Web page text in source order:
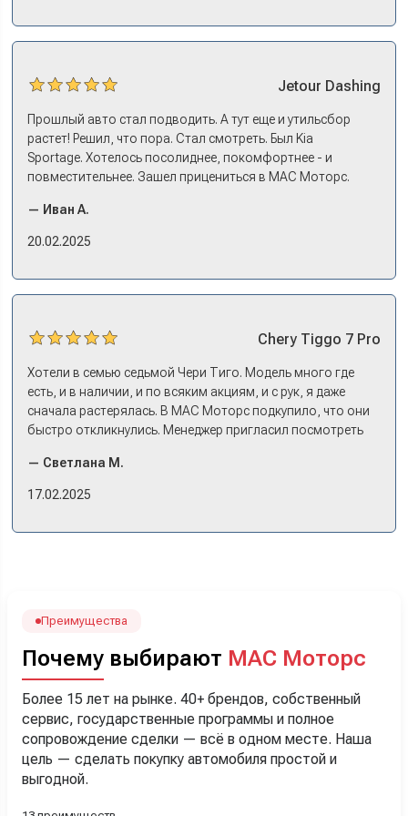
Jetour Dashing
Прошлый авто стал подводить. А тут еще и утильсбор
растет! Решил, что пора. Стал смотреть. Был Kia
Sportage. Хотелось посолиднее, покомфортнее - и
повместительнее. Зашел прицениться в МАС Моторс.
и прям мое! Даже не скажешь, что «китаец». Прям не
вылезая из него и порешали. Спортэйдж в трейд-ин
— Иван А.
20.02.2025
Chery Tiggo 7 Pro
Хотели в семью седьмой Чери Тиго. Модель много где
есть, и в наличии, и по всяким акциям, и с рук, я даже
сначала растерялась. В МАС Моторс подкупило, что они
быстро откликнулись. Менеджер пригласил посмотреть
примериться. Нам тут недалеко, пришли в салон - и в тот
же день купили машину! Неожиданно, но довольны! Все
менеджеру Сергею, профессионал своего дела!
— Светлана М.
17.02.2025
Преимущества
Почему выбирают МАС Моторс
Более 15 лет на рынке. 40+ брендов, собственный
сервис, государственные программы и полное
сопровождение сделки — всё в одном месте. Наша
цель — сделать покупку автомобиля простой и
выгодной.